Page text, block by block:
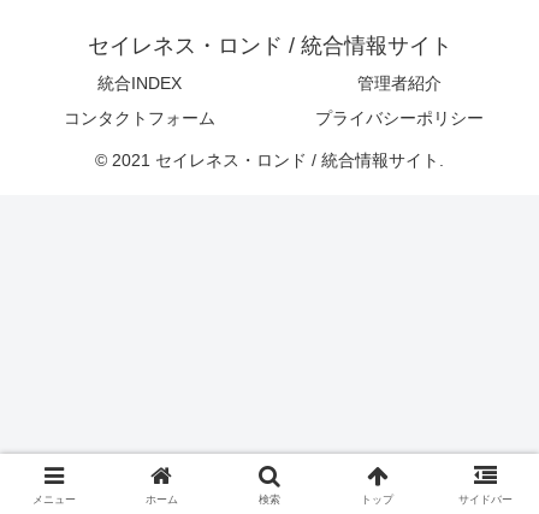
セイレネス・ロンド / 統合情報サイト
統合INDEX
管理者紹介
コンタクトフォーム
プライバシーポリシー
© 2021 セイレネス・ロンド / 統合情報サイト.
メニュー ホーム 検索 トップ サイドバー